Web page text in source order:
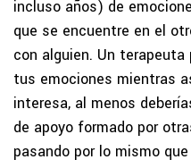
incluso años) de
que se encuentre en el
con alguien. Un
tus emociones mientras
interesa, al menos
de apoyo formado por
pasando por lo mismo